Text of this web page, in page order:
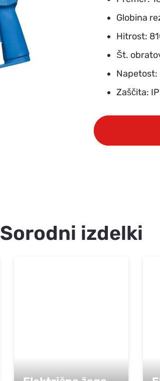
Globina
Hitrost:
Št.
Napetost:
Zaščita:
Sorodni izdelki